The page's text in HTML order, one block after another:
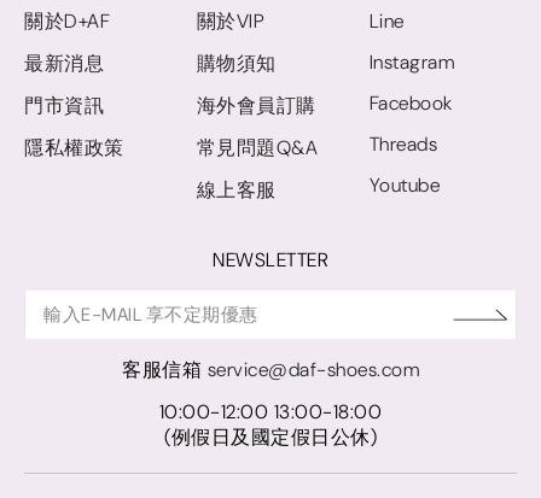
關於D+AF
最新消息
門市資訊
隱私權政策
關於VIP
購物須知
海外會員訂購
常見問題Q&A
線上客服
Line
Instagram
Facebook
Threads
Youtube
NEWSLETTER
客服信箱 service@daf-shoes.com
10:00-12:00 13:00-18:00
(例假日及國定假日公休)